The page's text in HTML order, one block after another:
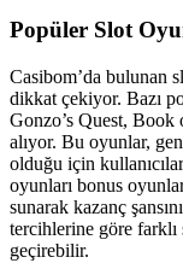
Popüler Slot
Casibom’da bulunan
dikkat çekiyor. Bazı
Gonzo’s Quest,
alıyor. Bu oyunlar,
olduğu için
oyunları bonus
sunarak kazanç
tercihlerine göre
geçirebilir.